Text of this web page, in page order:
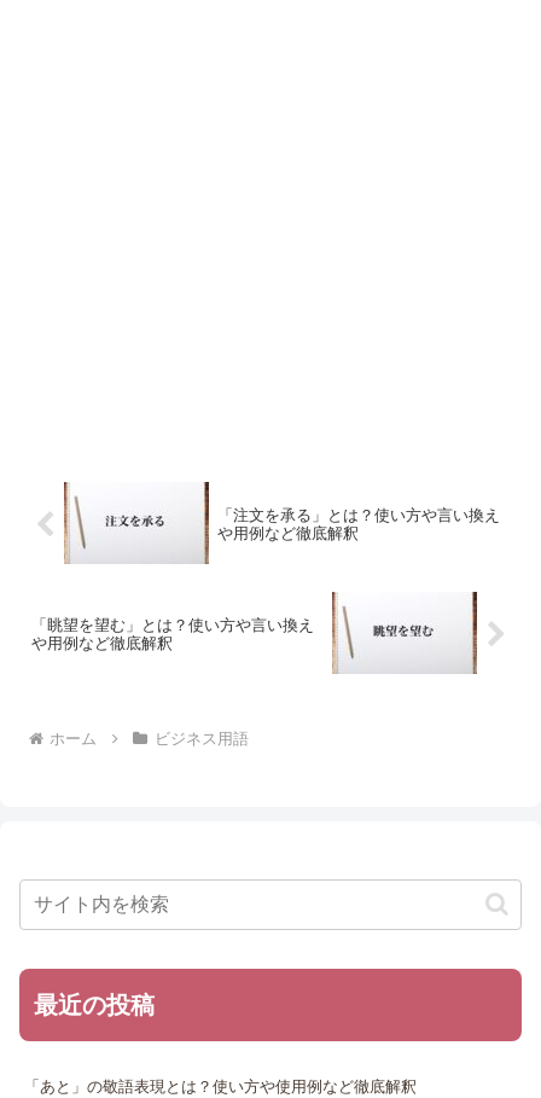
「注文を承る」とは？使い方や言い換え
や用例など徹底解釈
「眺望を望む」とは？使い方や言い換え
や用例など徹底解釈
ホーム ビジネス用語
最近の投稿
「あと」の敬語表現とは？使い方や使用例など徹底解釈